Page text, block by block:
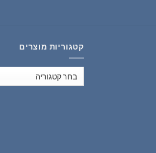
קטגוריות מוצרים